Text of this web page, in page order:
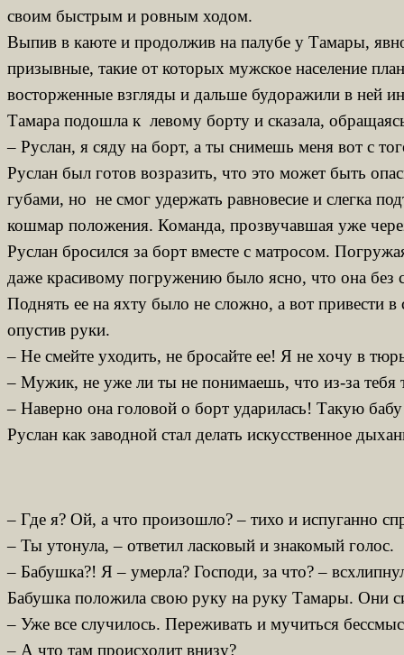
своим быстрым и ровным ходом.
Выпив в каюте и продолжив на палубе у Тамары,
призывные, такие от которых мужское население
восторженные взгляды и дальше будоражили в ней
Тамара подошла к левому борту и сказала,
– Руслан, я сяду на борт, а ты снимешь меня вот с
Руслан был готов возразить, что это может быть
губами, но не смог удержать равновесие и слегка
кошмар положения. Команда, прозвучавшая уже
Руслан бросился за борт вместе с матросом.
даже красивому погружению было ясно, что она без
Поднять ее на яхту было не сложно, а вот привести
опустив руки.
– Не смейте уходить, не бросайте ее! Я не хочу в
– Мужик, не уже ли ты не понимаешь, что из-за тебя
– Наверно она головой о борт ударилась! Такую
Руслан как заводной стал делать искусственное
– Где я? Ой, а что произошло? – тихо и испуганно
– Ты утонула, – ответил ласковый и знакомый голос.
– Бабушка?! Я – умерла? Господи, за что? –
Бабушка положила свою руку на руку Тамары. Они
– Уже все случилось. Переживать и мучиться
– А что там происходит внизу?